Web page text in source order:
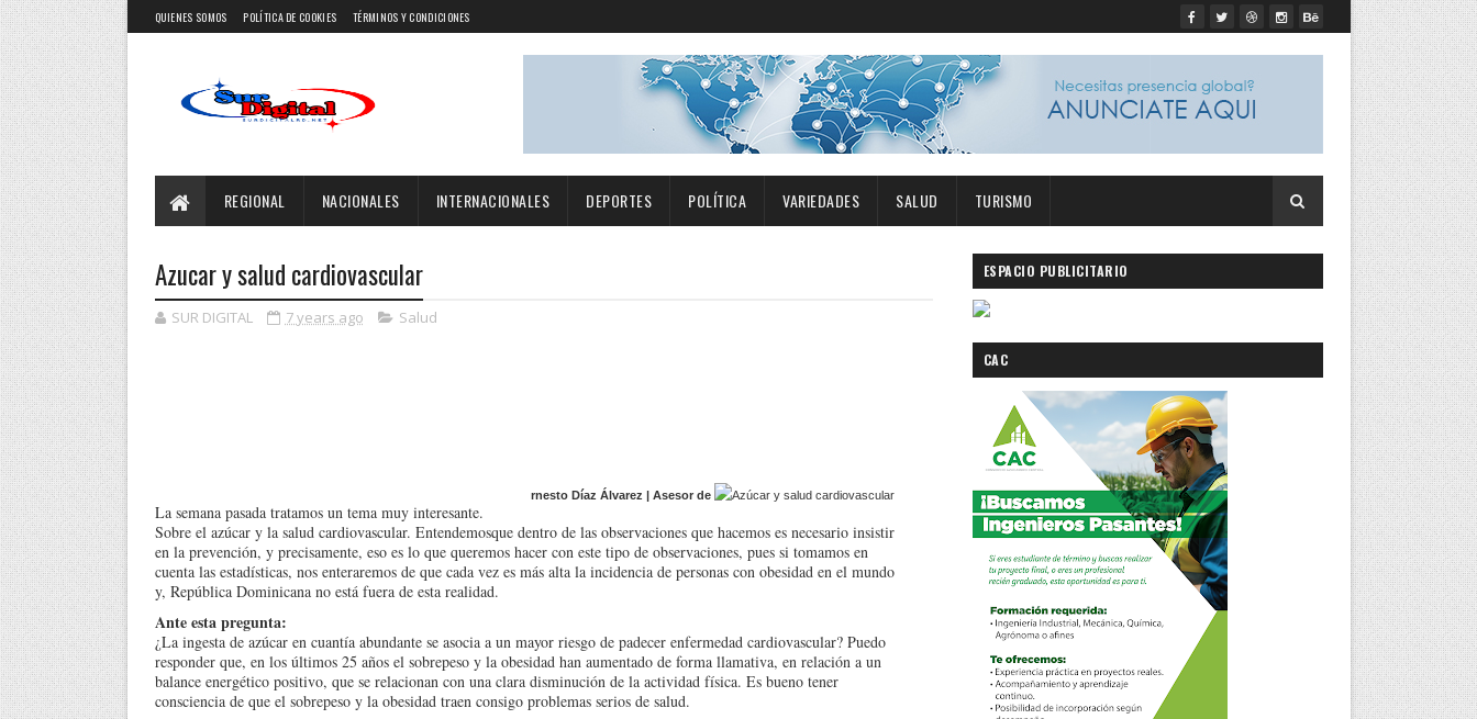
QUIENES SOMOS POLÍTICA DE COOKIES TÉRMINOS Y CONDICIONES
REGIONAL NACIONALES INTERNACIONALES DEPORTES POLÍTICA VARIEDADES SALUD TURISMO
Azucar y salud cardiovascular
SUR DIGITAL 7 years ago Salud
rnesto Díaz Álvarez | Asesor de
La semana pasada tratamos un tema muy interesante.
Sobre el azúcar y la salud cardiovascular. Entendemosque dentro de las observaciones que hacemos es necesario insistir
en la prevención, y precisamente, eso es lo que queremos hacer con este tipo de observaciones, pues si tomamos en
cuenta las estadísticas, nos enteraremos de que cada vez es más alta la incidencia de personas con obesidad en el mundo
y, República Dominicana no está fuera de esta realidad.
Ante esta pregunta:
¿La ingesta de azúcar en cuantía abundante se asocia a un mayor riesgo de padecer enfermedad cardiovascular? Puedo
responder que, en los últimos 25 años el sobrepeso y la obesidad han aumentado de forma llamativa, en relación a un
balance energético positivo, que se relacionan con una clara disminución de la actividad física. Es bueno tener
consciencia de que el sobrepeso y la obesidad traen consigo problemas serios de salud.
ESPACIO PUBLICITARIO
CAC